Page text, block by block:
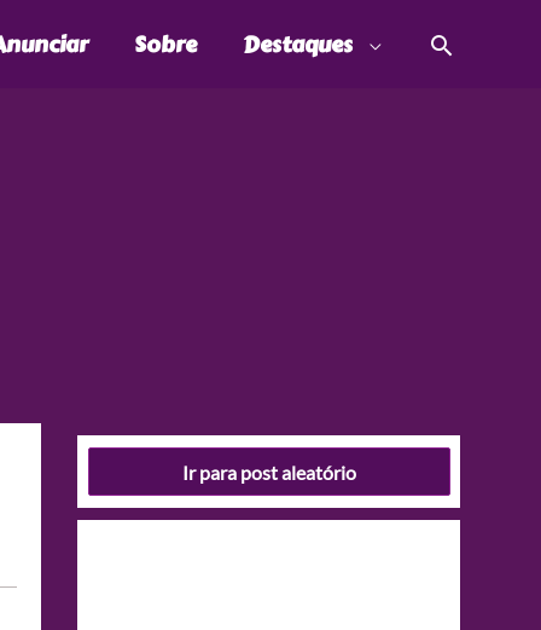
Sobre Destaques
Ir para post aleatório